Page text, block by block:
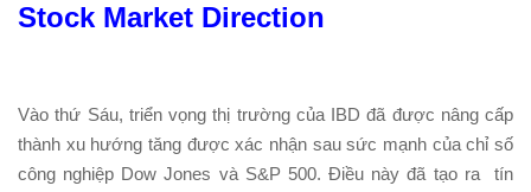
Stock Market Direction
Vào thứ Sáu, triển vọng thị trường của IBD đã được nâng cấp
thành xu hướng tăng được xác nhận sau sức mạnh của chỉ số
công nghiệp Dow Jones và S&P 500. Điều này đã tạo ra tín